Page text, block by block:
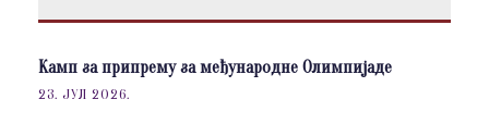
Камп за припрему за међународне Олимпијаде
23. ЈУЛ 2026.